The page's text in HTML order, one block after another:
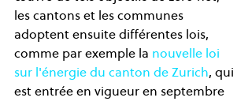
les cantons et les communes
adoptent ensuite différentes lois,
comme par exemple la nouvelle loi
sur l'énergie du canton de Zurich, qui
est entrée en vigueur en septembre